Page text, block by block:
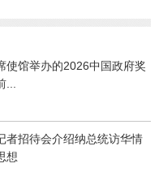
使馆举办的2026中国政府奖
者招待会介绍纳总统访华情
想